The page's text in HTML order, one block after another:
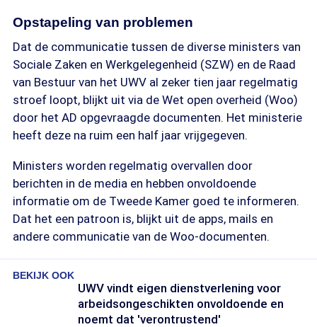
Opstapeling van problemen
Dat de communicatie tussen de diverse ministers van
Sociale Zaken en Werkgelegenheid (SZW) en de Raad
van Bestuur van het UWV al zeker tien jaar regelmatig
stroef loopt, blijkt uit via de Wet open overheid (Woo)
door het AD opgevraagde documenten. Het ministerie
heeft deze na ruim een half jaar vrijgegeven.
Ministers worden regelmatig overvallen door
berichten in de media en hebben onvoldoende
informatie om de Tweede Kamer goed te informeren.
Dat het een patroon is, blijkt uit de apps, mails en
andere communicatie van de Woo-documenten.
BEKIJK OOK
UWV vindt eigen dienstverlening voor
arbeidsongeschikten onvoldoende en
noemt dat 'verontrustend'